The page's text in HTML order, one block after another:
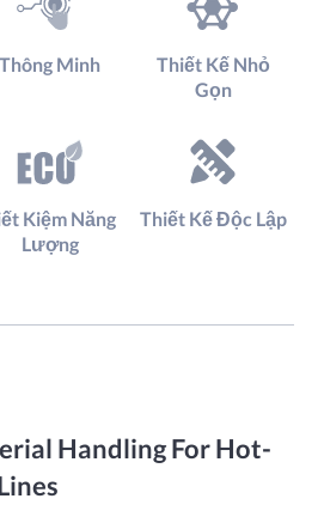
Thông Minh
Thiết Kế Nhỏ
Gọn
Kiệm Năng
Lượng
Thiết Kế Độc Lập
Handling For Hot-